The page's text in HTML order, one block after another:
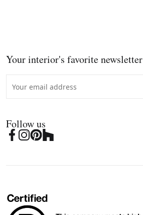
Your interior's favorite newsletter
Follow us